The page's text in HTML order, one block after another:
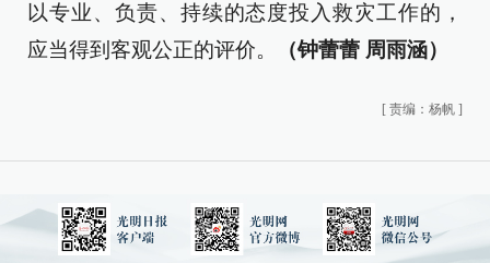
以专业、负责、持续的态度投入救灾工作的，
应当得到客观公正的评价。
（钟蕾蕾 周雨涵）
[ 责编：杨帆 ]